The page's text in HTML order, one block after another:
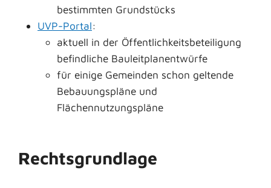
bestimmten Grundstücks
UVP-Portal:
aktuell in der Öffentlichkeitsbeteiligung
befindliche Bauleitplanentwürfe
für einige Gemeinden schon geltende
Bebauungspläne und
Flächennutzungspläne
Rechtsgrundlage